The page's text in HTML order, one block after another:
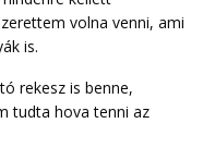
volna venni, ami
is.
rekesz is benne,
tudta hova tenni az